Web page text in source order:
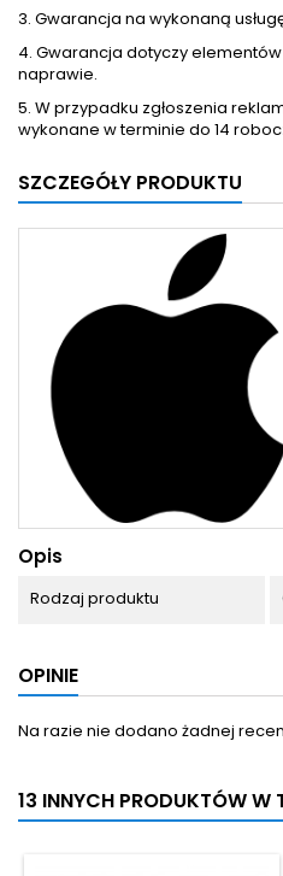
3. Gwarancja na wykonaną
4. Gwarancja dotyczy
naprawie.
5. W przypadku zgłoszenia
wykonane w terminie do 14
SZCZEGÓŁY PRODUKTU
Opis
Rodzaj produktu
OPINIE
Na razie nie dodano żadnej
13 INNYCH PRODUKTÓW W